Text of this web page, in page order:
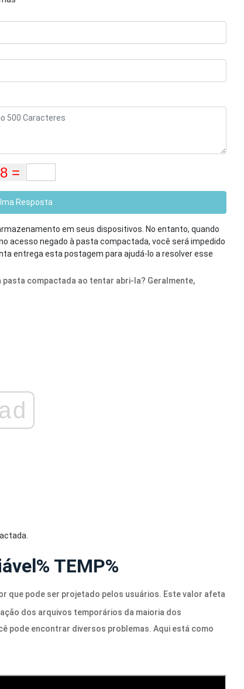
Resposta
em seus dispositivos. No entanto, quando
acesso negado à pasta compactada, você será impedido
entrega esta postagem para ajudá-lo a resolver esse
compactada ao tentar abri-la? Geralmente,
ad
TEMP%
que pode ser projetado pelos usuários. Este valor afeta
dos arquivos temporários da maioria dos
pode encontrar diversos problemas. Aqui está como